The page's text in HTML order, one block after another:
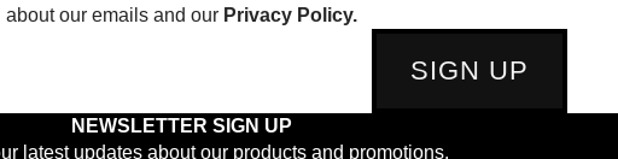
about our emails and our Privacy Policy.
SIGN UP
NEWSLETTER SIGN UP
latest updates about our products and promotions.